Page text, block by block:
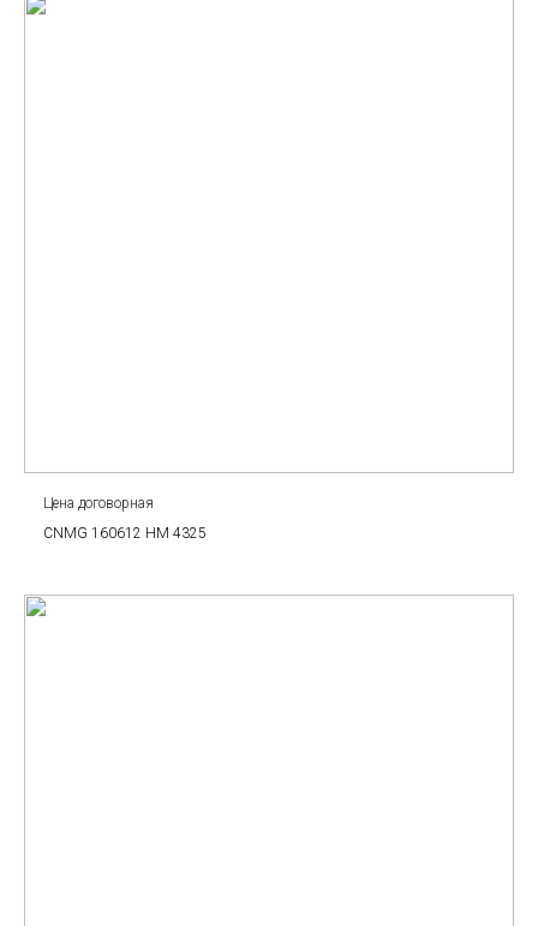
Цена договорная
CNMG 160612 HM 4325